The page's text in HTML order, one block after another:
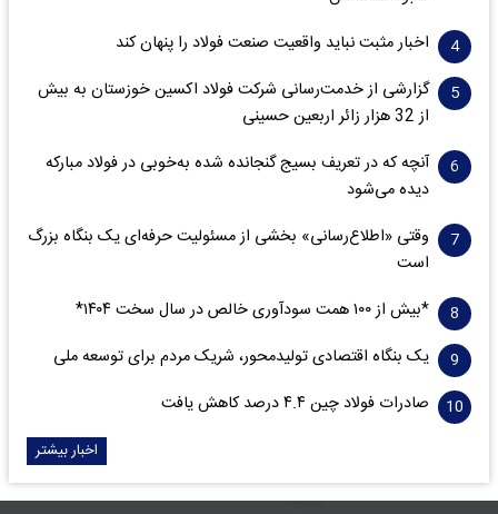
اخبار مثبت نباید واقعیت صنعت فولاد را پنهان کند
گزارشی از خدمت‌رسانی شرکت فولاد اکسین خوزستان به بیش
از 32 هزار زائر اربعین حسینی
آنچه که در تعریف بسیج گنجانده شده به‌خوبی در فولاد مبارکه
دیده می‌شود
وقتی «اطلاع‌رسانی» بخشی از مسئولیت حرفه‌ای یک بنگاه بزرگ
است
*بیش از ۱۰۰ همت سودآوری خالص در سال سخت ۱۴۰۴*
یک بنگاه اقتصادی تولیدمحور، شریک مردم برای توسعه ملی
صادرات فولاد چین ۴.۴ درصد کاهش یافت
اخبار بیشتر